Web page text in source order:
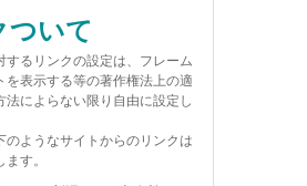
ついて
するリンクの設定は、フレーム
を表示する等の著作権法上の適
法によらない限り自由に設定し
のようなサイトからのリンクは
す。